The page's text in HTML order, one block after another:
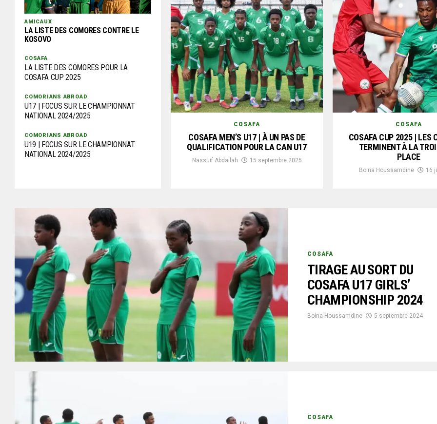
COSAFA
COSAFA MEN’S U17 | À UN PAS DE
QUALIFICATION POUR LA CAN U17
Nassuif Abdallah 15 septembre 2025
COSAFA
COSAFA CUP 2025 | LES
TERMINENT À LA
PLACE
Boina Houssamdine 16
AMICAUX
LA LISTE DES COMORES CONTRE LE
KOSOVO
COSAFA
LA LISTE DES COMORES POUR LA
COSAFA CUP 2025
COMORIANS ABROAD
U17 | FOCUS SUR LE CHAMPIONNAT
NATIONAL 2024/2025
COMORIANS ABROAD
U19 | FOCUS SUR LE CHAMPIONNAT
NATIONAL 2024/2025
COSAFA
TIRAGE AU SORT DU
COSAFA U17 GIRLS’
CHAMPIONSHIP 2024
Boina Houssamdine 5 septembre 2024
COSAFA